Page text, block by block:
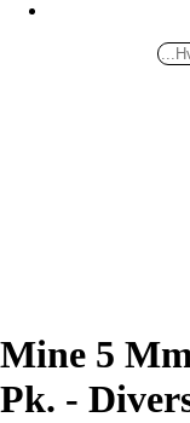
Mine 5
Pk. -